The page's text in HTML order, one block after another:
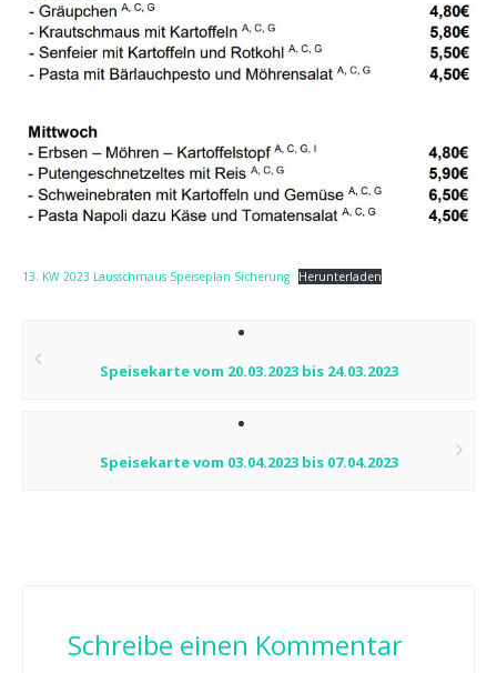
13. KW 2023 Lausschmaus Speiseplan Sicherung Herunterladen
navigation
Speisekarte vom 20.03.2023 bis 24.03.2023
Speisekarte vom 03.04.2023 bis 07.04.2023
Schreibe einen Kommentar